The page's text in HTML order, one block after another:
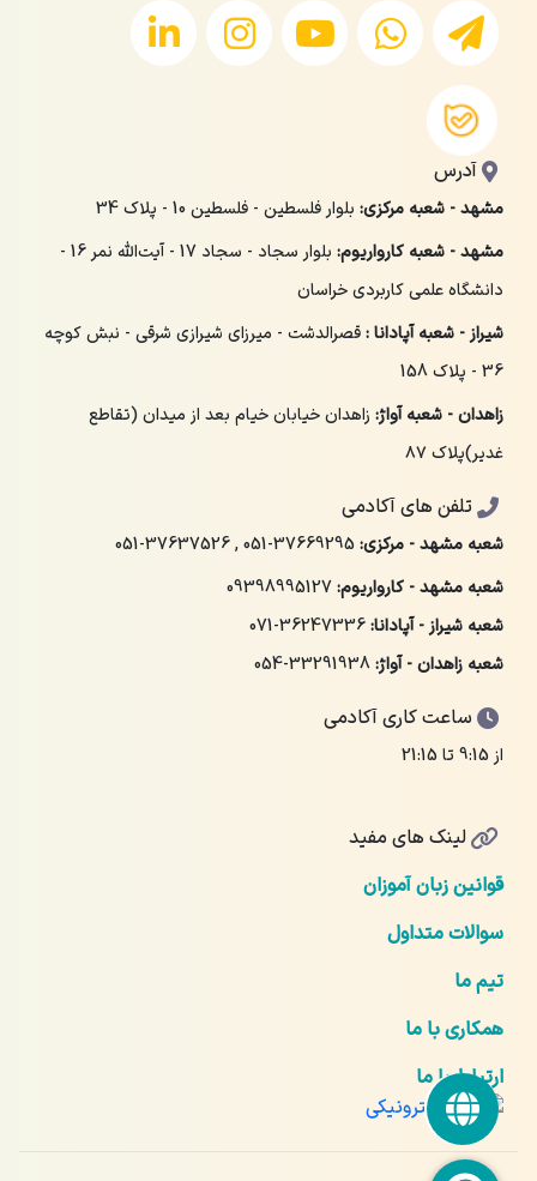
آدرس
مشهد - شعبه مرکزی: بلوار فلسطین - فلسطین 10 - پلاک 34
مشهد - شعبه کارواریوم:
بلوار سجاد - سجاد 17 - آیت‌الله نمر 16 -
دانشگاه علمی کاربردی خراسان
شیراز - شعبه آپادانا :قصرالدشت - میرزای شیرازی شرقی - نبش کوچه
36 - پلاک 158
زاهدان - شعبه آواژ: زاهدان خیابان خیام بعد از میدان (تقاطع
غدیر)پلاک ۸۷
تلفن های آکادمی
شعبه مشهد - مرکزی: 051-37669295
,
051-37637526
شعبه مشهد - کارواریوم:09398995127
شعبه شیراز - آپادانا:071-36247336
شعبه زاهدان - آواژ:054-33291938
ساعت کاری آکادمی
از 9:15 تا 21:15
لینک های مفید
قوانین زبان آموزان
سوالات متداول
تیم ما
همکاری با ما
ارتباط با ما